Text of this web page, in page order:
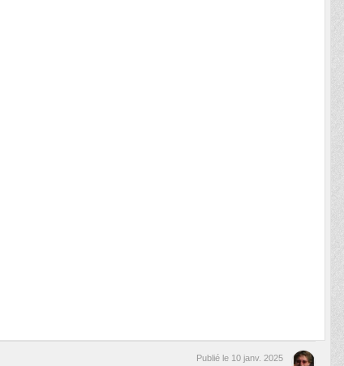
Publié le 10 janv. 2025